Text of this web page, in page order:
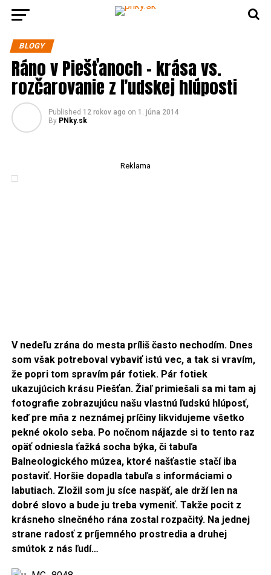
BLOGY
Ráno v Piešťanoch – krása vs.
rozčarovanie z ľudskej hlúposti
Published 12 rokov ago on 1. júna 2014
By PNky.sk
Reklama
V nedeľu zrána do mesta príliš často nechodím. Dnes
som však potreboval vybaviť istú vec, a tak si vravím,
že popri tom spravím pár fotiek. Pár fotiek
ukazujúcich krásu Piešťan. Žiaľ primiešali sa mi tam aj
fotografie zobrazujúcu našu vlastnú ľudskú hlúposť,
keď pre mňa z neznámej príčiny likvidujeme všetko
pekné okolo seba. Po nočnom nájazde si to tento raz
opäť odniesla ťažká socha býka, či tabuľa
Balneologického múzea, ktoré našťastie stačí iba
postaviť. Horšie dopadla tabuľa s informáciami o
labutiach. Zložil som ju síce naspäť, ale drží len na
dobré slovo a bude ju treba vymeniť. Takže pocit z
krásneho slnečného rána zostal rozpačitý. Na jednej
strane radosť z príjemného prostredia a druhej
smútok z nás ľudí…